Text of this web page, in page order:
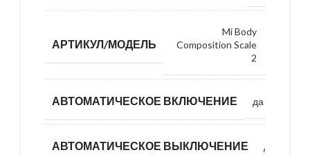
АРТИКУЛ/МОДЕЛЬ
Mi Body
Composition Scale
2
АВТОМАТИЧЕСКОЕ ВКЛЮЧЕНИЕ да
АВТОМАТИЧЕСКОЕ ВЫКЛЮЧЕНИЕ да